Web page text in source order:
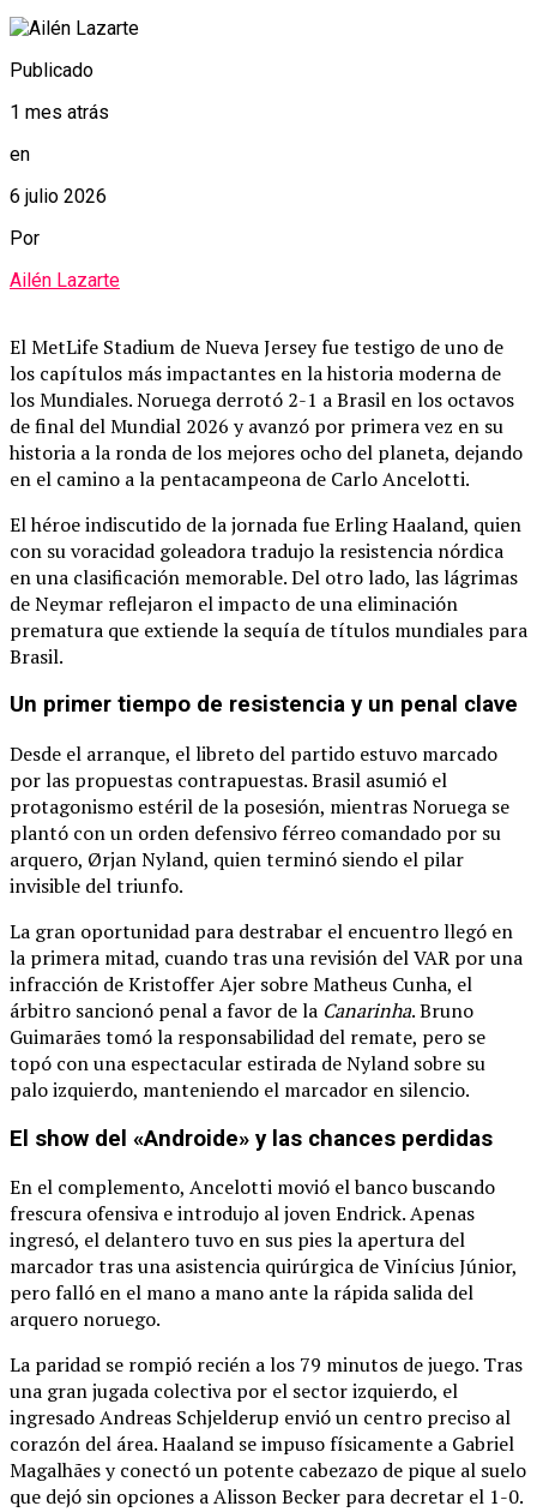
Publicado
1 mes atrás
en
6 julio 2026
Por
Ailén Lazarte
El MetLife Stadium de Nueva Jersey fue testigo de uno de
los capítulos más impactantes en la historia moderna de
los Mundiales.Noruega derrotó 2-1 a Brasil en los octavos
de final del Mundial 2026 y avanzó por primera vez en su
historia a la ronda de los mejores ocho del planeta, dejando
en el camino a la pentacampeona de Carlo Ancelotti.
El héroe indiscutido de la jornada fue Erling Haaland, quien
con su voracidad goleadora tradujo la resistencia nórdica
en una clasificación memorable.Del otro lado, las lágrimas
de Neymar reflejaron el impacto de una eliminación
prematura que extiende la sequía de títulos mundiales para
Brasil.
Un primer tiempo de resistencia y un penal clave
Desde el arranque, el libreto del partido estuvo marcado
por las propuestas contrapuestas.Brasil asumió el
protagonismo estéril de la posesión, mientras Noruega se
plantó con un orden defensivo férreo comandado por su
arquero, Ørjan Nyland, quien terminó siendo el pilar
invisible del triunfo.
La gran oportunidad para destrabar el encuentro llegó en
la primera mitad, cuando tras una revisión del VAR por una
infracción de Kristoffer Ajer sobre Matheus Cunha, el
árbitro sancionó penal a favor de la Canarinha.Bruno
Guimarães tomó la responsabilidad del remate, pero se
topó con una espectacular estirada de Nyland sobre su
palo izquierdo, manteniendo el marcador en silencio.
El show del «Androide» y las chances perdidas
En el complemento, Ancelotti movió el banco buscando
frescura ofensiva e introdujo al joven Endrick.Apenas
ingresó, el delantero tuvo en sus pies la apertura del
marcador tras una asistencia quirúrgica de Vinícius Júnior,
pero falló en el mano a mano ante la rápida salida del
arquero noruego.
La paridad se rompió recién a los 79 minutos de juego. Tras
una gran jugada colectiva por el sector izquierdo, el
ingresado Andreas Schjelderup envió un centro preciso al
corazón del área.Haaland se impuso físicamente a Gabriel
Magalhães y conectó un potente cabezazo de pique al suelo
que dejó sin opciones a Alisson Becker para decretar el 1-0.